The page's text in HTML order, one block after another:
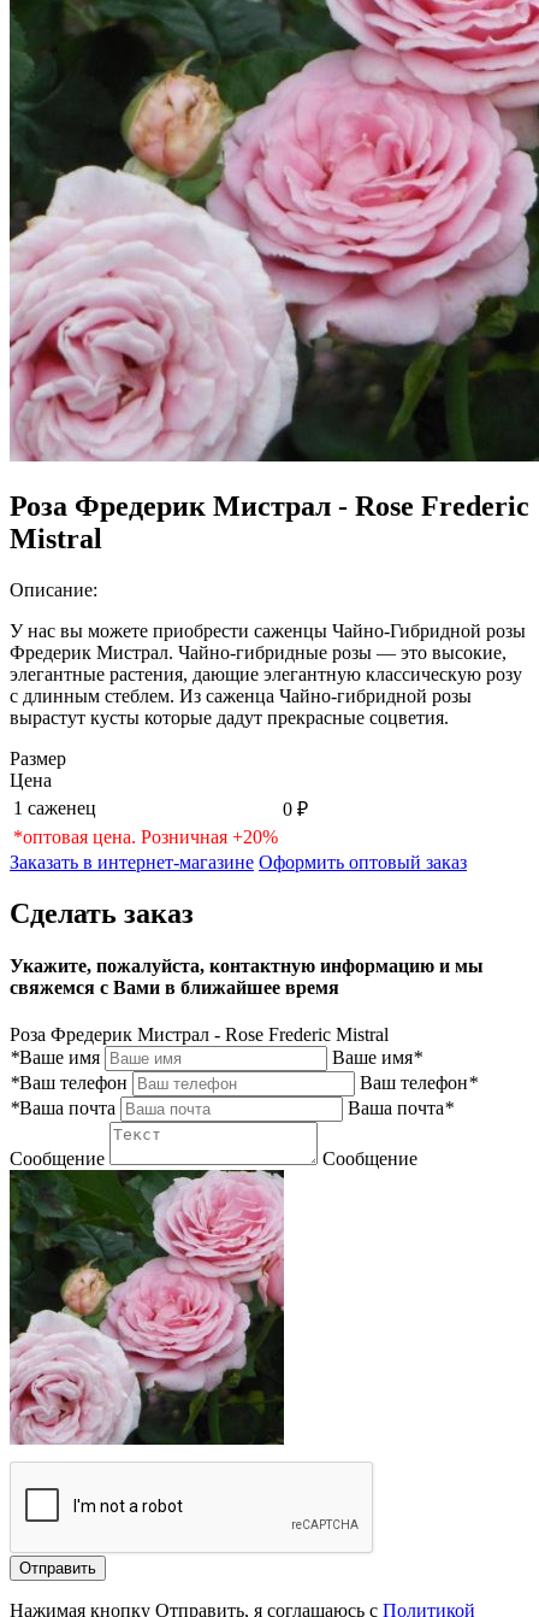
Роза Фредерик Мистрал - Rose Frederic
Mistral
Описание:
У нас вы можете приобрести саженцы Чайно-Гибридной розы
Фредерик Мистрал. Чайно-гибридные розы — это высокие,
элегантные растения, дающие элегантную классическую розу
с длинным стеблем. Из саженца Чайно-гибридной розы
вырастут кусты которые дадут прекрасные соцветия.
Размер
Цена
1 саженец
0 ₽
*оптовая цена. Розничная +20%
Заказать в интернет-магазине Оформить оптовый заказ
Сделать заказ
Укажите, пожалуйста, контактную информацию и мы
свяжемся с Вами в ближайшее время
Роза Фредерик Мистрал - Rose Frederic Mistral
*Ваше имя Ваше имя*
*Ваш телефон Ваш телефон*
*Ваша почта Ваша почта*
Сообщение Сообщение
Отправить
Нажимая кнопку Отправить, я соглашаюсь с Политикой